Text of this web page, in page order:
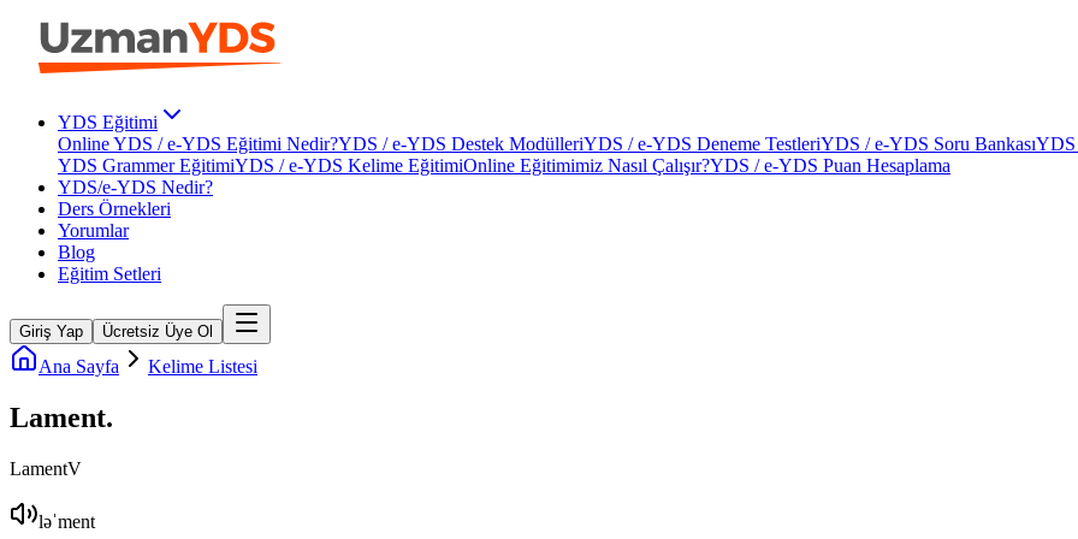
YDS Eğitimi
Online YDS / e-YDS Eğitimi Nedir?YDS / e-YDS Destek ModülleriYDS / e-YDS Deneme TestleriYDS / e-YDS Soru BankasıYDS
YDS Grammer EğitimiYDS / e-YDS Kelime EğitimiOnline Eğitimimiz Nasıl Çalışır?YDS / e-YDS Puan Hesaplama
YDS/e-YDS Nedir?
Ders Örnekleri
Yorumlar
Blog
Eğitim Setleri
Giriş Yap Ücretsiz Üye Ol
Ana Sayfa Kelime Listesi
Lament.
LamentV
ləˈment